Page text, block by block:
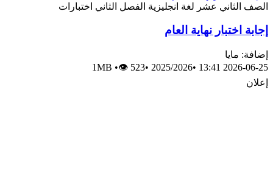
الصف الثاني عشر لغة انجليزية الفصل الثاني اختبارات
إجابة اختبار نهاية العام
إضافة: مايا
2026-06-25 13:41
•
2025/2026
•
1MB •👁 523
إعلان